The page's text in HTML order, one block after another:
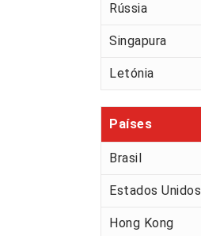
Rússia
Singapura
Letónia
Países
Brasil
Estados Unidos
Hong Kong